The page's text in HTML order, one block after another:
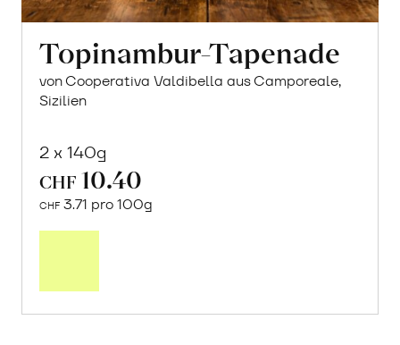
Topinambur-Tapenade
von Cooperativa Valdibella aus Camporeale,
Sizilien
2 x 140g
CHF 10.40
CHF 3.71 pro 100g